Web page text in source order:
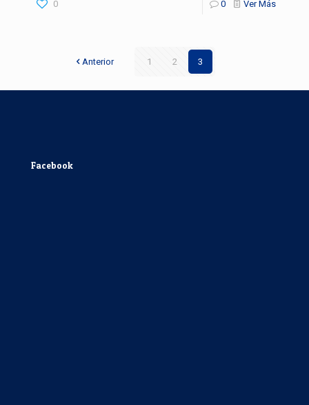
0 0 Ver Más
Anterior 1 2 3
Facebook